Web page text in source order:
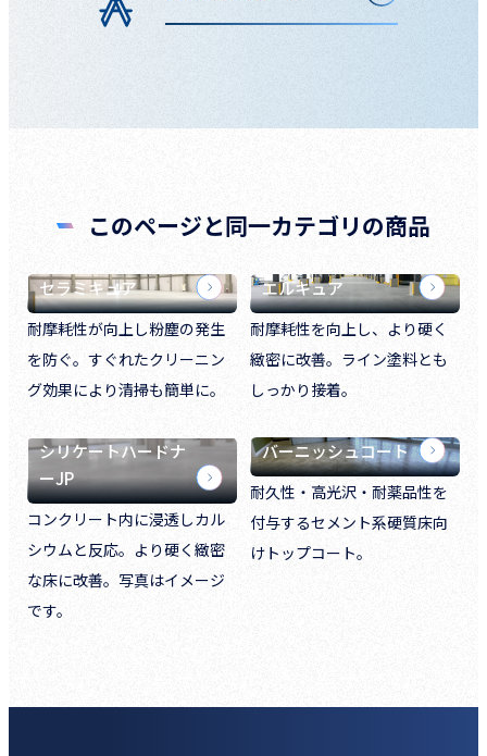
このページと同一カテゴリの商品
セラミキュア
耐摩耗性が向上し粉塵の発生
を防ぐ。すぐれたクリーニン
グ効果により清掃も簡単に。
エルキュア
耐摩耗性を向上し、より硬く
緻密に改善。ライン塗料とも
しっかり接着。
シリケートハードナ
ーJP
コンクリート内に浸透しカル
シウムと反応。より硬く緻密
な床に改善。写真はイメージ
です。
バーニッシュコート
耐久性・高光沢・耐薬品性を
付与するセメント系硬質床向
けトップコート。